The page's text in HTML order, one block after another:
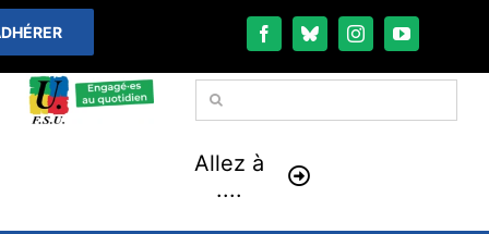
Passer
au
contenu
Rechercher:
Allez à
....